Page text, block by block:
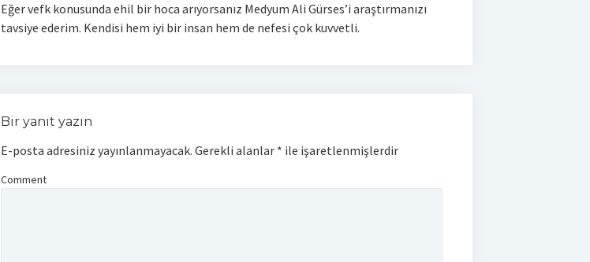
Eğer vefk konusunda ehil bir hoca arıyorsanız Medyum Ali Gürses’i araştırmanızı
tavsiye ederim. Kendisi hem iyi bir insan hem de nefesi çok kuvvetli.
Bir yanıt yazın
E-posta adresiniz yayınlanmayacak. Gerekli alanlar * ile işaretlenmişlerdir
Comment